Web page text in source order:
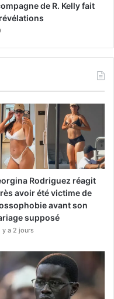
de R. Kelly fait
Rodriguez réagit
avoir été victime de
avant son
supposé
y a 2 jours